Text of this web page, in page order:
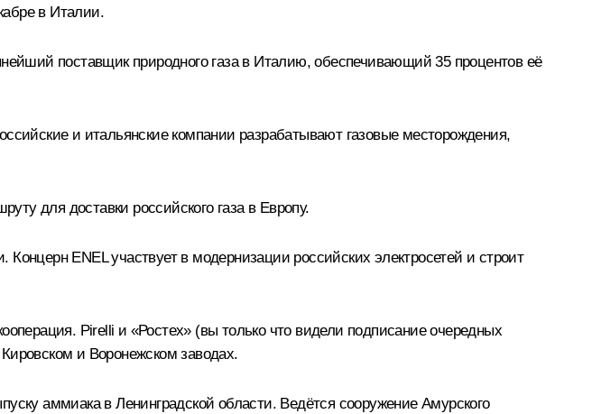
в Италии.
поставщик природного газа в Италию, обеспечивающий 35 процентов её
и итальянские компании разрабатывают газовые месторождения,
для доставки российского газа в Европу.
ENEL участвует в модернизации российских электросетей и строит
Pirelli и «Ростех» (вы только что видели подписание очередных
и Воронежском заводах.
аммиака в Ленинградской области. Ведётся сооружение Амурского